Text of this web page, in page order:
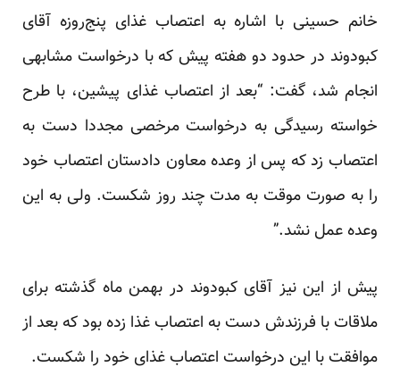
خانم حسینی با اشاره به اعتصاب غذای پنج‌روزه آقای
کبودوند در حدود دو هفته پیش که با درخواست مشابهی
انجام شد، گفت: “بعد از اعتصاب غذای پیشین، با طرح
خواسته رسیدگی به درخواست مرخصی مجددا دست به
اعتصاب زد که پس از وعده معاون دادستان اعتصاب خود
را به صورت موقت به مدت چند روز شکست. ولی به این
وعده عمل نشد.”
پیش از این نیز آقای کبودوند در بهمن ماه گذشته برای
ملاقات با فرزندش دست به اعتصاب غذا زده بود که بعد از
موافقت با این درخواست اعتصاب غذای خود را شکست.